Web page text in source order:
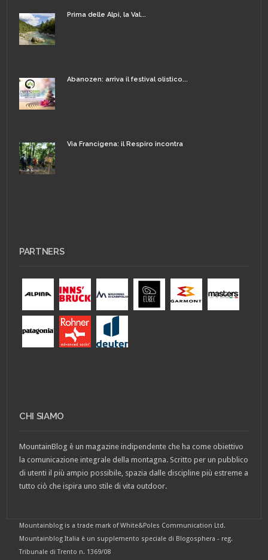
Prima delle Alpi, la Val...
Abanozen: arriva il festival olistico...
Via Francigena: il Respiro incontra
PARTNERS
CHI SIAMO
MountainBlog è un magazine indipendente che ha come obiettivo
la comunicazione integrale della montagna. Scritto per un pubblico
di utenti il più ampio possibile, spazia dalle discipline più estreme a
tutto ciò che ispira uno stile di vita outdoor.
Mountainblog is a trade mark of White&Poles Communication Ltd.
Mountainblog Italia è un supplemento speciale di Blogosphera - reg.
Tribunale di Trento n. 1369/08